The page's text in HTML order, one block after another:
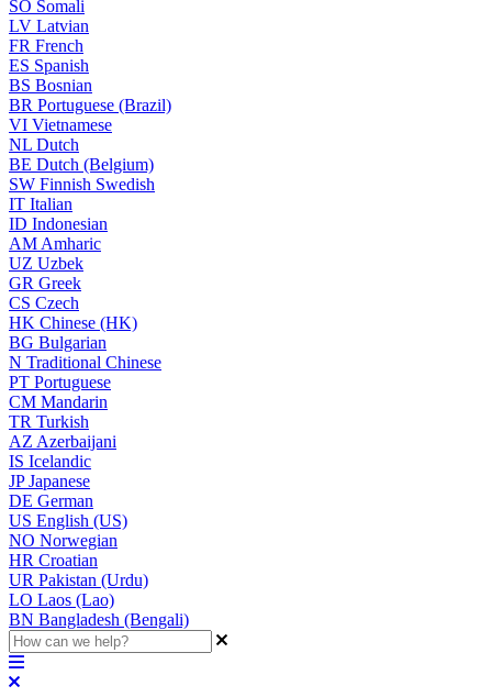
SO Somali
LV Latvian
FR French
ES Spanish
BS Bosnian
BR Portuguese (Brazil)
VI Vietnamese
NL Dutch
BE Dutch (Belgium)
SW Finnish Swedish
IT Italian
ID Indonesian
AM Amharic
UZ Uzbek
GR Greek
CS Czech
HK Chinese (HK)
BG Bulgarian
N Traditional Chinese
PT Portuguese
CM Mandarin
TR Turkish
AZ Azerbaijani
IS Icelandic
JPJapanese
DE German
US English (US)
NO Norwegian
HR Croatian
UR Pakistan (Urdu)
LO Laos (Lao)
BN Bangladesh (Bengali)